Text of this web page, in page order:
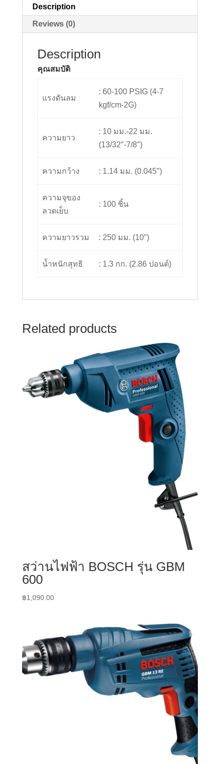
Description
Reviews (0)
Description
คุณสมบัติ
แรงดันลม
: 60-100 PSIG (4-7
kgf/cm-2G)
ความยาว
: 10 มม.-22 มม.
(13/32″-7/8″)
ความกว้าง : 1.14 มม. (0.045″)
ความจุของ
ลวดเย็บ
: 100 ชิ้น
ความยาวรวม : 250 มม. (10″)
น้ำหนักสุทธิ : 1.3 กก. (2.86 ปอนด์)
Related products
สว่านไฟฟ้า BOSCH รุ่น GBM
600
฿1,090.00